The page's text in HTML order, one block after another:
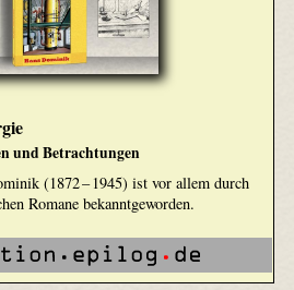
und Betrachtungen
(1872 – 1945) ist vor allem durch
Romane bekanntgeworden.